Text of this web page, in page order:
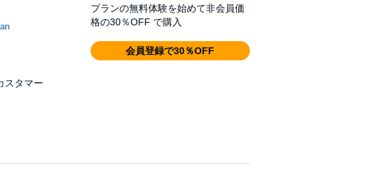
スタマー
プランの無料体験を始めて非会員価
格の30％OFF で購入
会員登録で30％OFF